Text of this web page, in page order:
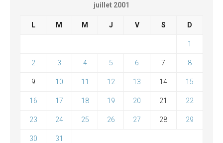
juillet 2001
L M M J V S D
1
2 3 4 5 6 7 8
9 10 11 12 13 14 15
16 17 18 19 20 21 22
23 24 25 26 27 28 29
30 31